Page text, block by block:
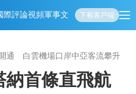
際評論視頻軍事文化 娛樂生活教育體
下載客戶端
通 白雲機場口岸中亞客流攀升
納首條直飛航